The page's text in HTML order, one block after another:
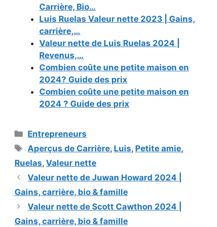
Carrière, Bio…
Luis Ruelas Valeur nette 2023 | Gains,
carrière,…
Valeur nette de Luis Ruelas 2024 |
Revenus,…
Combien coûte une petite maison en
2024? Guide des prix
Combien coûte une petite maison en
2024 ? Guide des prix
Categories
Entrepreneurs
Tags
Aperçus de Carrière, Luis, Petite amie,
Ruelas, Valeur nette
Valeur nette de Juwan Howard 2024 |
Gains, carrière, bio & famille
Valeur nette de Scott Cawthon 2024 |
Gains, carrière, bio & famille